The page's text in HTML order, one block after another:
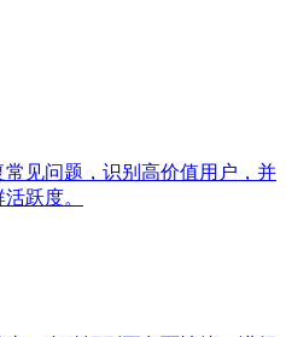
见问题，识别高价值用户，并
跃度。